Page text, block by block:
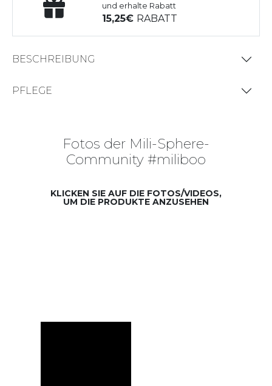
und erhalte Rabatt
15,25 RABATT
BESCHREIBUNG
PFLEGE
Fotos der Mili-Sphere-
Community #miliboo
KLICKEN SIE AUF DIE FOTOS/VIDEOS,
UM DIE PRODUKTE ANZUSEHEN